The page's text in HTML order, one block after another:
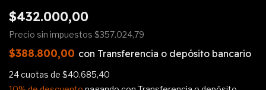
$432.000,00
Precio sin impuestos $357.024,79
$388.800,00 con Transferencia o depósito bancario
24cuotas de $40.685,40